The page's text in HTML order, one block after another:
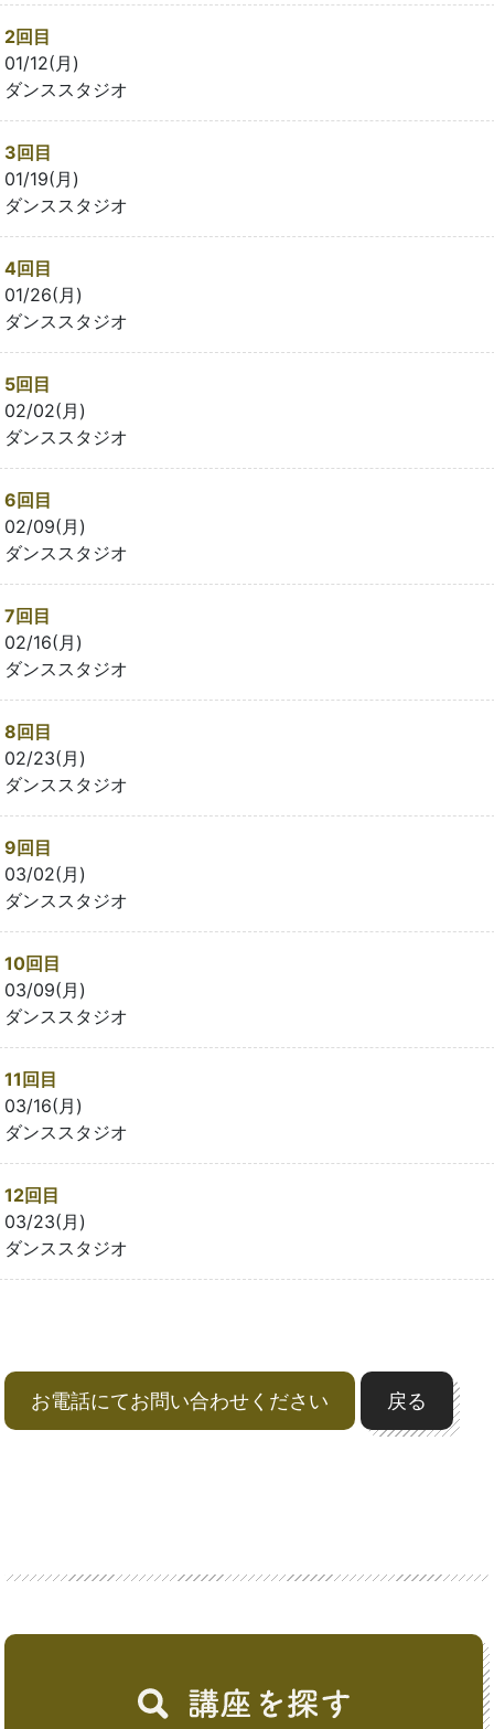
2回目
01/12(月)
ダンススタジオ
3回目
01/19(月)
ダンススタジオ
4回目
01/26(月)
ダンススタジオ
5回目
02/02(月)
ダンススタジオ
6回目
02/09(月)
ダンススタジオ
7回目
02/16(月)
ダンススタジオ
8回目
02/23(月)
ダンススタジオ
9回目
03/02(月)
ダンススタジオ
10回目
03/09(月)
ダンススタジオ
11回目
03/16(月)
ダンススタジオ
12回目
03/23(月)
ダンススタジオ
お電話にてお問い合わせください 戻る